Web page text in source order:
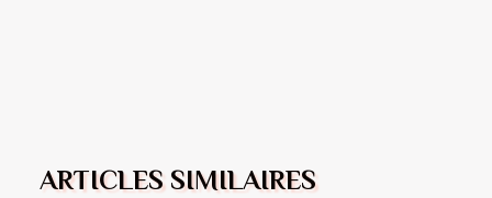
ARTICLES SIMILAIRES